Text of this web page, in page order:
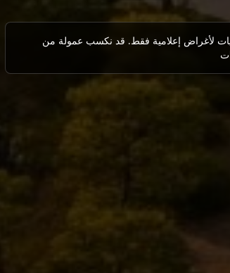
لأغراض إعلامية فقط. قد نكسب عمولة من